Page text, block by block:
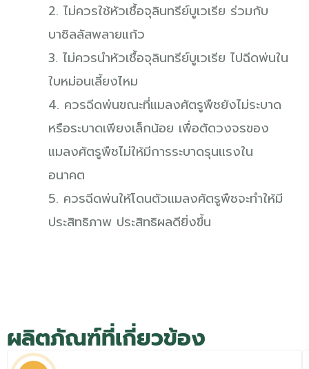
2. ไม่ควรใช้หัวเชื้อจุลินทรีย์บูเวเรีย ร่วมกับ
บาซิลลัสพลายแก้ว
3. ไม่ควรนำหัวเชื้อจุลินทรีย์บูเวเรีย ไปฉีดพ่นใน
ใบหม่อนเลี้ยงไหม
4. ควรฉีดพ่นขณะที่แมลงศัตรูพืชยังไม่ระบาด
หรือระบาดเพียงเล็กน้อย เพื่อตัดวงจรของ
แมลงศัตรูพืชไม่ให้มีการระบาดรุนแรงใน
อนาคต
5. ควรฉีดพ่นให้โดนตัวแมลงศัตรูพืชจะทำให้มี
ประสิทธิภาพ ประสิทธิผลดียิ่งขึ้น
ผลิตภัณฑ์ที่เกี่ยวข้อง